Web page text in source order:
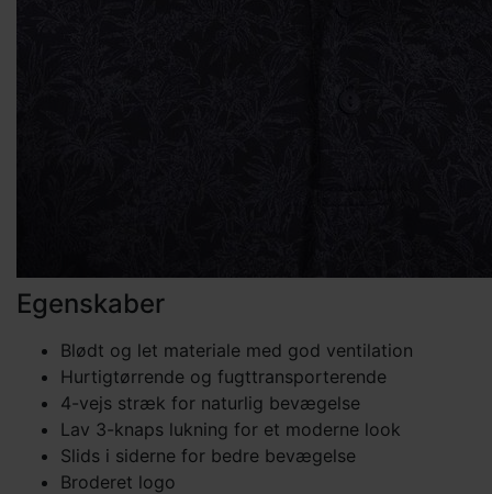
Egenskaber
Blødt og let materiale med god ventilation
Hurtigtørrende og fugttransporterende
4-vejs stræk for naturlig bevægelse
Lav 3-knaps lukning for et moderne look
Slids i siderne for bedre bevægelse
Broderet logo